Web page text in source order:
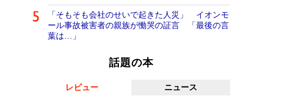
「そもそも会社のせいで起きた人災」 イオンモ
ール事故被害者の親族が慟哭の証言 「最後の言
葉は…」
話題の本
レビュー ニュース